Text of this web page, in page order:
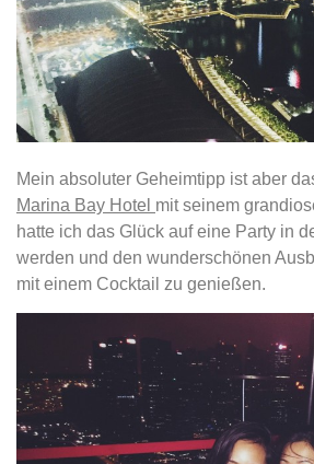
Mein absoluter Geheimtipp ist aber
Marina Bay Hotel mit seinem
hatte ich das Glück auf eine Party in
werden und den wunderschönen
mit einem Cocktail zu genießen.